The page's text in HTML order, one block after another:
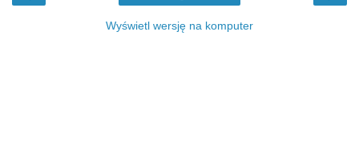
Wyświetl wersję na komputer